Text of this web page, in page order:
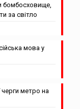
бомбосховище,
за світло
мова у
черги метро на